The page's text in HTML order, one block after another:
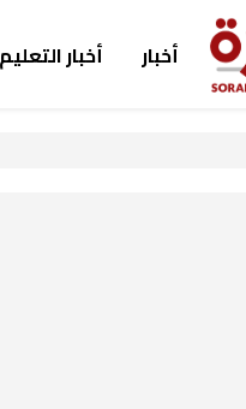
أخبار أخبار التعليم